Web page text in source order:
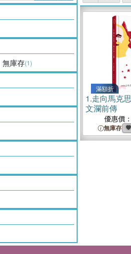
無庫存(1)
滿額折
1.走向馬克
文瀾前傳
優惠價：
無庫存